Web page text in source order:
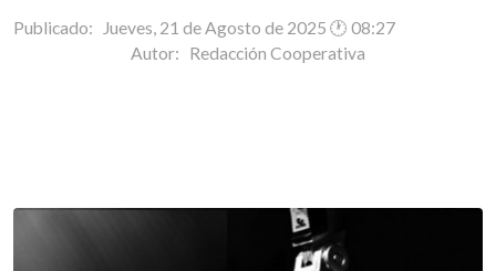
Publicado: Jueves, 21 de Agosto de 2025 🕐 08:27
Autor: Redacción Cooperativa